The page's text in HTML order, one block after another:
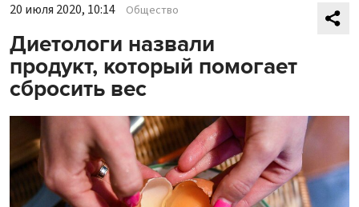
20 июля 2020, 10:14 Общество
Диетологи назвали
продукт, который помогает
сбросить вес